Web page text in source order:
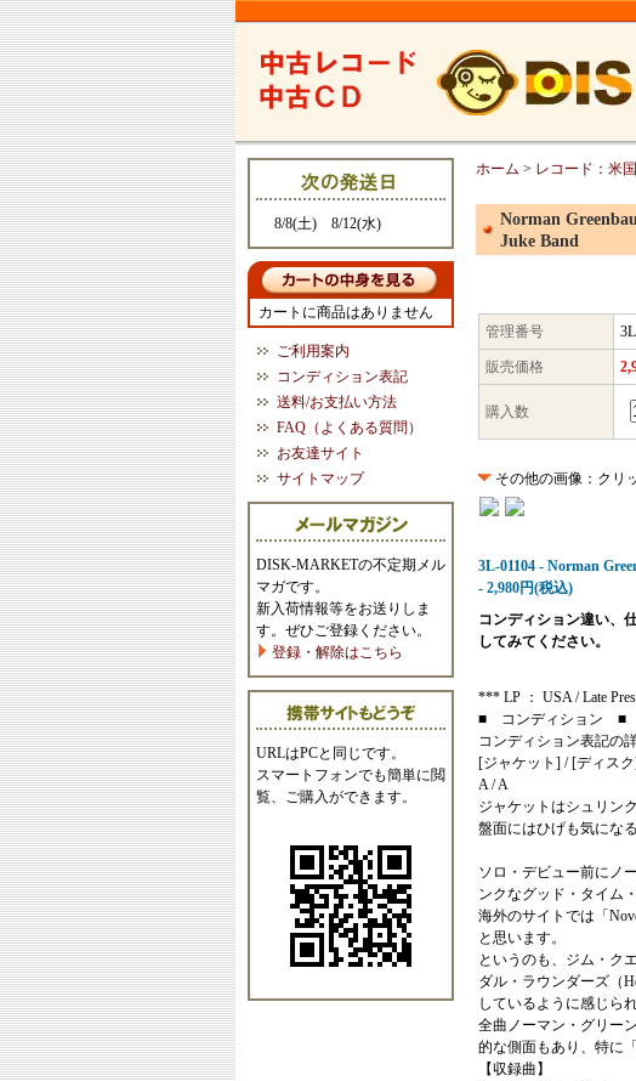
8/8(土) 8/12(水)
カートに商品はありません
ご利用案内
コンディション表記
送料/お支払い方法
FAQ（よくある質問）
お友達サイト
サイトマップ
DISK-MARKETの不定期メル
マガです。
新入荷情報等をお送りしま
す。ぜひご登録ください。
登録・解除はこちら
URLはPCと同じです。
スマートフォンでも簡単に閲
覧、ご購入ができます。
ホーム > レコード：米
Norman
Juke Band
管理番号
販売価格
購入数
その他の画像：クリ
3L-01104 - Norman
- 2,980円(税込)
コンディション違い、
してみてください。
*** LP ： USA / Late
■ コンディション ■
コンディション表記の
[ジャケット] / [ディスク
A / A
ジャケットはシュリン
盤面にはひげも気にな
ソロ・デビュー前にノ
ンクなグッド・タイム
海外のサイトでは「
と思います。
というのも、ジム・ク
ダル・ラウンダーズ（
しているように感じら
全曲ノーマン・グリー
的な側面もあり、特に
【収録曲】